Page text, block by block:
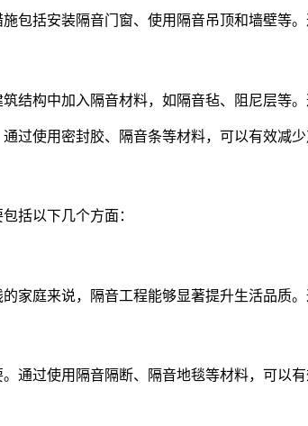
包括安装隔音门窗、使用隔音吊顶和墙壁等
结构中加入隔音材料，如隔音毡、阻尼层等
过使用密封胶、隔音条等材料，可以有效减
括以下几个方面：
家庭来说，隔音工程能够显著提升生活品质
通过使用隔音隔断、隔音地毯等材料，可以